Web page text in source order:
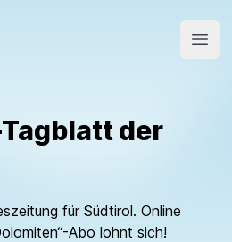
der
für Südtirol. Online
Abo lohnt sich!